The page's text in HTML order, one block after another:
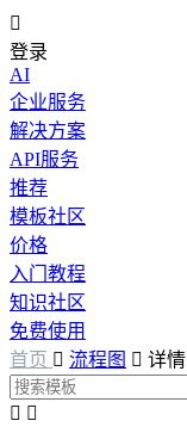

登录
AI
企业服务
解决方案
API服务
推荐
模板社区
价格
入门教程
知识社区
免费使用
首页  流程图  详情
 